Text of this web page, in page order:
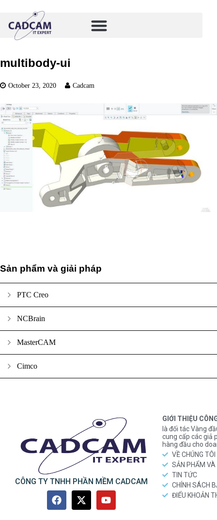
multibody-ui
October 23, 2020 Cadcam
Sản phẩm và giải pháp
PTC Creo
NCBrain
MasterCAM
Cimco
CÔNG TY TNHH PHẦN MỀM CADCAM
GIỚI THIỆU
là đối tác Vàng
cung cấp các giả
hàng đầu cho
VỀ CHÚNG TÔI
SẢN PHẨM VÀ
TIN TỨC
CHÍNH SÁCH
ĐIỂU KHOẢN